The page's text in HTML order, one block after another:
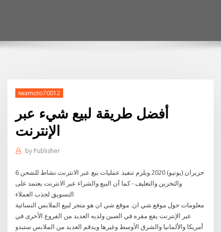
Iwamoto70012
أفضل طريقة لبيع شيء عبر
الإنترنت
by Publisher
6 حزيران (يونيو) 2020 ويلزم تنفيذ عمليات بيع عبر الانترنت نشاط للشحن
والتخزين والتغليف - كما أن البيع والشراء عبر الانترنت يعتمد على
معلومات حول موقع شي ان. موقع شي ان هو متجر لبيع الملابس النسائية
عبر الإنترنت يقع مقره في الصين ولديه العديد من الفروع الأخرى في
أمريكا والألمانيا والشرق الأوسط وغيرها ويدقم العديد من الملابس ستبدو